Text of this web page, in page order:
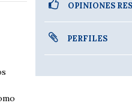
OPINIONES
PERFILES